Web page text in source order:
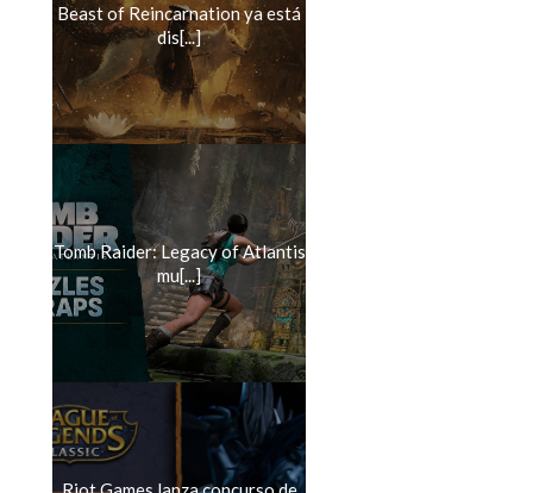
Beast of Reincarnation ya está
dis[...]
Tomb Raider: Legacy of Atlantis
mu[...]